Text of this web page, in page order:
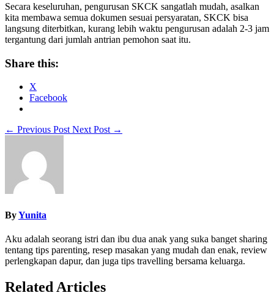
Secara keseluruhan, pengurusan SKCK sangatlah mudah, asalkan
kita membawa semua dokumen sesuai persyaratan, SKCK bisa
langsung diterbitkan, kurang lebih waktu pengurusan adalah 2-3 jam
tergantung dari jumlah antrian pemohon saat itu.
Share this:
X
Facebook
← Previous Post Next Post →
ByYunita
Aku adalah seorang istri dan ibu dua anak yang suka banget sharing
tentang tips parenting, resep masakan yang mudah dan enak, review
perlengkapan dapur, dan juga tips travelling bersama keluarga.
Related Articles